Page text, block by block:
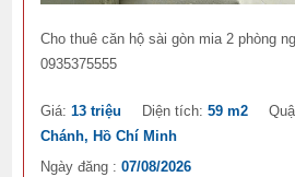
Cho thuê căn hộ sài gòn mia 2 phòng
0935375555
Giá:13 triệu Diện tích:59 m2
Chánh, Hồ Chí Minh
Ngày đăng :07/08/2026